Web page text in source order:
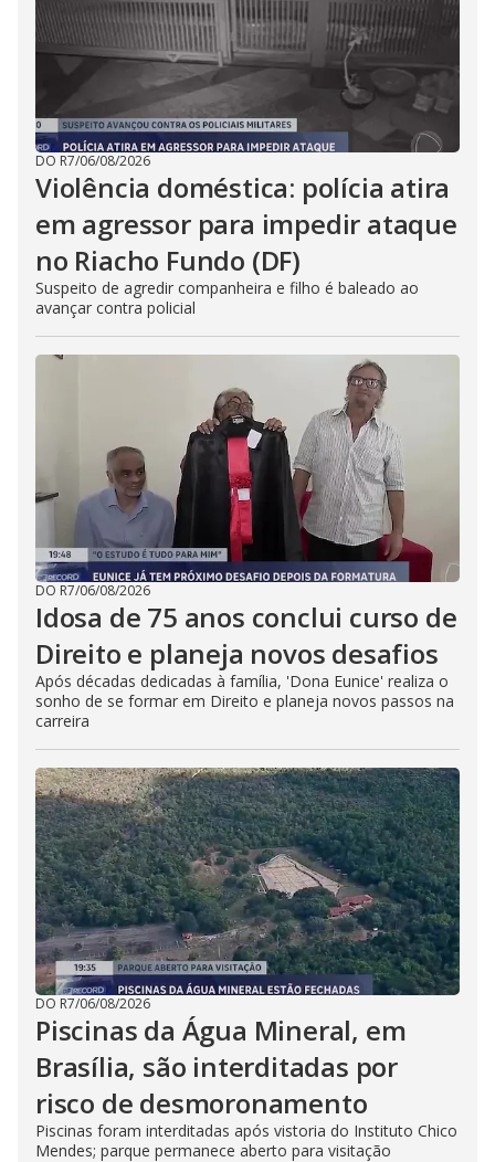
DO R7/06/08/2026
Violência doméstica: polícia atira
em agressor para impedir ataque
no Riacho Fundo (DF)
Suspeito de agredir companheira e filho é baleado ao
avançar contra policial
DO R7/06/08/2026
Idosa de 75 anos conclui curso de
Direito e planeja novos desafios
Após décadas dedicadas à família, 'Dona Eunice' realiza o
sonho de se formar em Direito e planeja novos passos na
carreira
DO R7/06/08/2026
Piscinas da Água Mineral, em
Brasília, são interditadas por
risco de desmoronamento
Piscinas foram interditadas após vistoria do Instituto Chico
Mendes; parque permanece aberto para visitação